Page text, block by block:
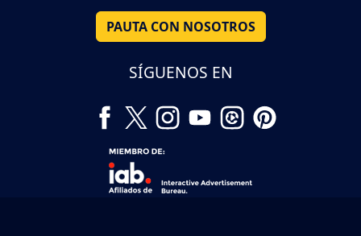
PAUTA CON NOSOTROS
SÍGUENOS EN